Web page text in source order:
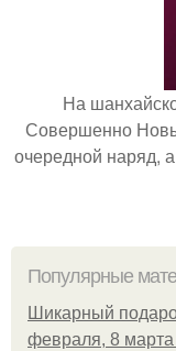
На
Совершенно
очередной наряд,
Популярные
Шикарный
февраля, 8